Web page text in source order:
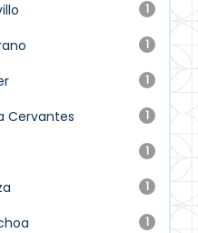
1
1
1
1
Cervantes
1
1
1